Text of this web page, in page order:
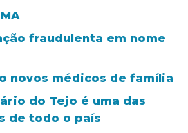
fraudulenta em nome
novos médicos de família
do Tejo é uma das
de todo o país